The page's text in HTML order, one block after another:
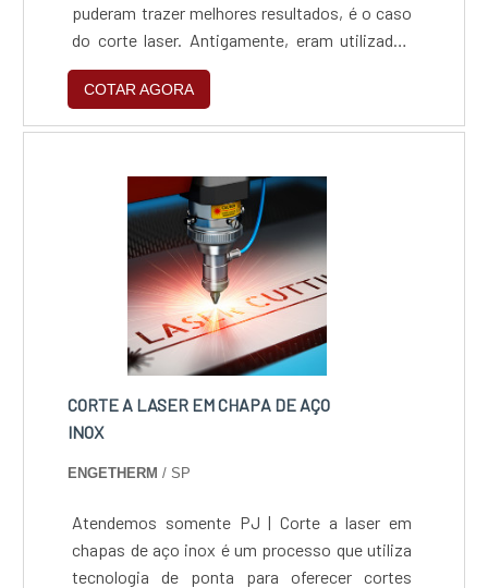
puderam trazer melhores resultados, é o caso
do corte laser. Antigamente, eram utilizados
outros modos de cortar materiais, com
máquinas antigas e com isso, uma grande
quantidade de material era desperdiçada,
prejuízos financeiros. Além disso, as
máquinas mais antigas utilizavam maior
COTAR AGORA
CORTE A LASER EM CHAPA DE AÇO
INOX
ENGETHERM / SP
Atendemos somente PJ | Corte a laser em
chapas de aço inox é um processo que utiliza
tecnologia de ponta para oferecer cortes